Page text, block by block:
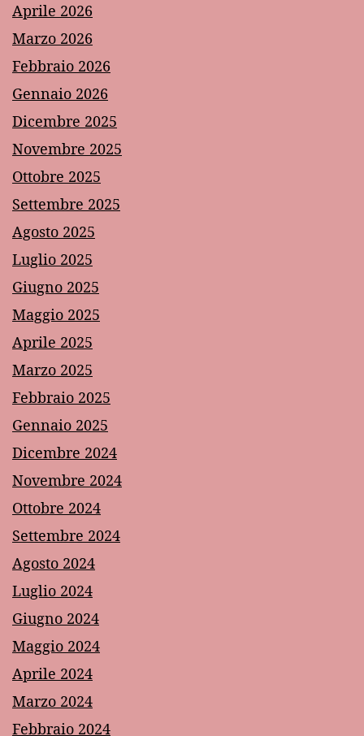
Aprile 2026
Marzo 2026
Febbraio 2026
Gennaio 2026
Dicembre 2025
Novembre 2025
Ottobre 2025
Settembre 2025
Agosto 2025
Luglio 2025
Giugno 2025
Maggio 2025
Aprile 2025
Marzo 2025
Febbraio 2025
Gennaio 2025
Dicembre 2024
Novembre 2024
Ottobre 2024
Settembre 2024
Agosto 2024
Luglio 2024
Giugno 2024
Maggio 2024
Aprile 2024
Marzo 2024
Febbraio 2024